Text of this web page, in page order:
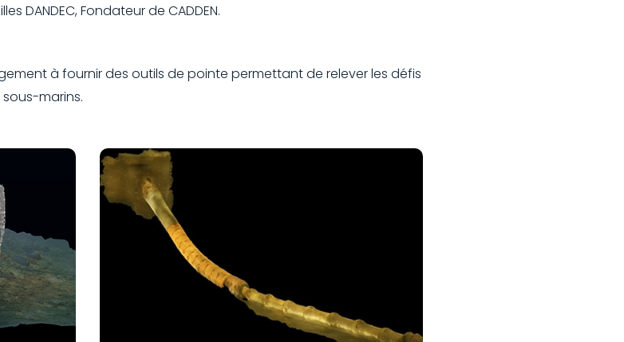
DANDEC, Fondateur de CADDEN.
à fournir des outils de pointe permettant de relever les défis
marins.